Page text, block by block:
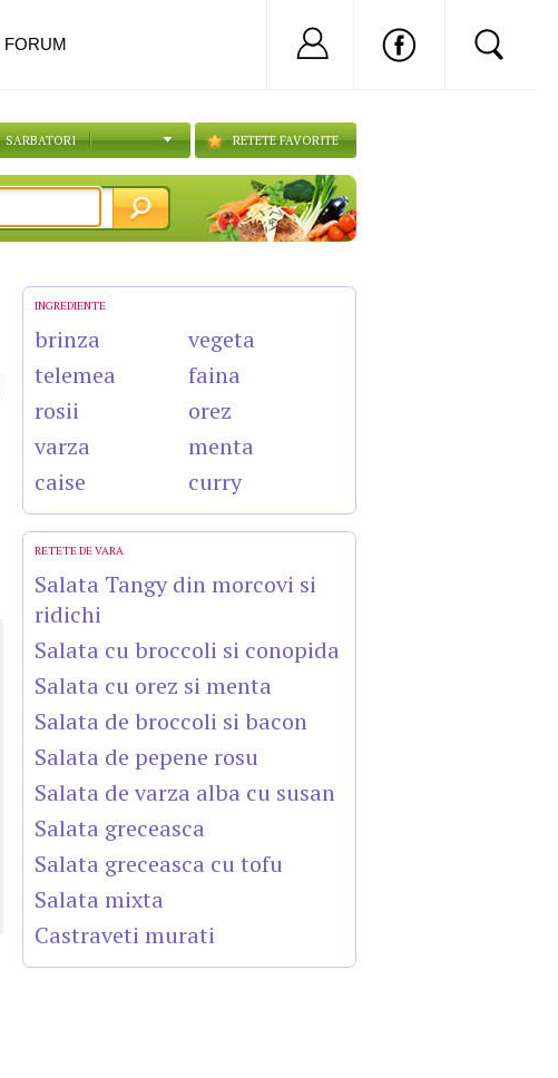
SARBATORI RETETE FAVORITE
INGREDIENTE
brinza
telemea
rosii
varza
caise
vegeta
faina
orez
menta
curry
RETETE DE VARA
Salata Tangy din morcovi si
ridichi
Salata cu broccoli si conopida
Salata cu orez si menta
Salata de broccoli si bacon
Salata de pepene rosu
Salata de varza alba cu susan
Salata greceasca
Salata greceasca cu tofu
Salata mixta
Castraveti murati
FORUM Nu ai cont?